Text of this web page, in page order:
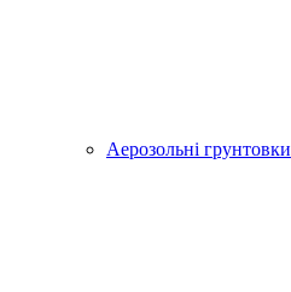
Аерозольні грунтовки